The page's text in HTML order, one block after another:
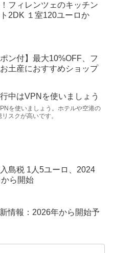
フィレンツェのキッチン
2DK １室120ユーロか
ポン付】最大10%OFF、フ
土産におすすめショップ
中はVPNを使いましょう
を使いましょう。ホテルや空港の
スクが高いです。
島税 1人5ユーロ、2024
ら開始
情報：2026年から開始予